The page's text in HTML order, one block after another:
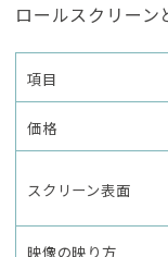
ロールスクリーン
項目
価格
スクリーン表面
映像の映り方